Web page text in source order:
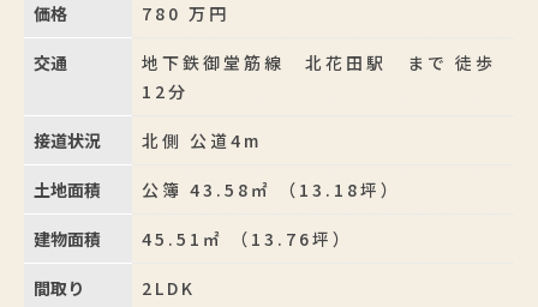
価格 780 万円
交通
地下鉄御堂筋線 北花田駅 まで 徒歩
12分
接道状況 北側 公道4m
土地面積 公簿 43.58㎡ （13.18坪）
建物面積 45.51㎡ （13.76坪）
間取り 2LDK